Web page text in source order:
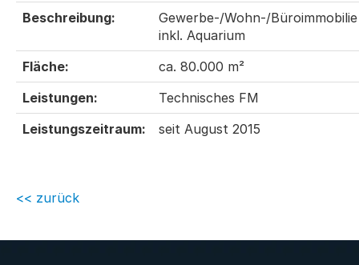
Beschreibung:
Gewerbe-/Wohn-/Büroimmobilie
inkl. Aquarium
Fläche:
ca. 80.000 m²
Leistungen:
Technisches FM
Leistungszeitraum:
seit August 2015
<< zurück